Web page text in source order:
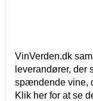
VinVerden.dk
leverandører, der
spændende vine,
Klik her for at se